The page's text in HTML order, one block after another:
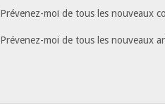
Prévenez-moi de tous les nouveaux
Prévenez-moi de tous les nouveaux